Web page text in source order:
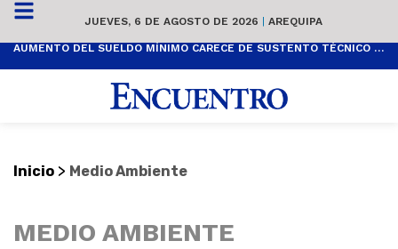
JUEVES, 6 DE AGOSTO DE 2026 | AREQUIPA
AUMENTO DEL SUELDO MÍNIMO CARECE DE SUSTENTO TÉCNICO Y ES POPULISTA
Inicio > Medio Ambiente
MEDIO AMBIENTE